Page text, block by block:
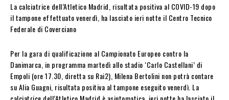
La calciatrice dell’Atletico Madrid, risultata positiva al COVID-19 dopo
il tampone effettuato venerdì, ha lasciato ieri notte il Centro Tecnico
Federale di Coverciano
Per la gara di qualificazione al Campionato Europeo contro la
Danimarca, in programma martedì allo stadio ‘Carlo Castellani’ di
Empoli (ore 17.30, diretta su Rai2), Milena Bertolini non potrà contare
su Alia Guagni, risultata positiva al tampone eseguito venerdì. La